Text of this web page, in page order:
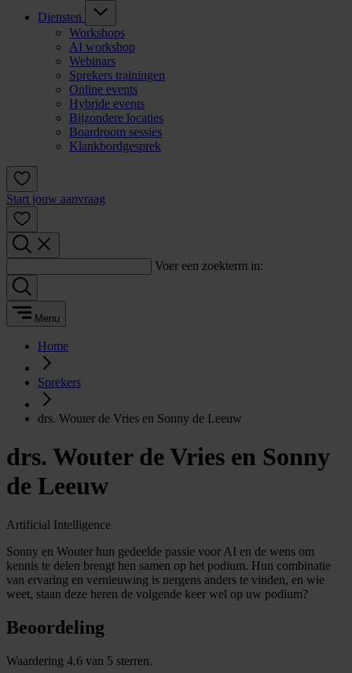
Diensten
Workshops
AI workshop
Webinars
Sprekers trainingen
Online events
Hybride events
Bijzondere locaties
Boardroom sessies
Klankbordgesprek
Start jouw aanvraag
Voer een zoekterm in:
Menu
Home
Sprekers
drs. Wouter de Vries en Sonny de Leeuw
drs. Wouter de Vries en Sonny
de Leeuw
Artificial Intelligence
Sonny en Wouter hun gedeelde passie voor AI en de wens om
kennis te delen brengt hen samen op het podium. Hun combinatie
van ervaring en vernieuwing is nergens anders te vinden, en wie
weet, staan deze heren de volgende keer wel op uw podium?
Beoordeling
Waardering 4.6 van 5 sterren.